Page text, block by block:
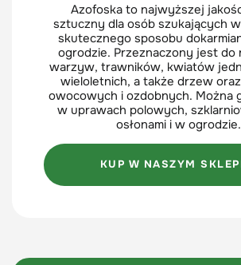
Azofoska to najwyższej
sztuczny dla osób szukających
skutecznego sposobu
ogrodzie. Przeznaczony jest do
warzyw, trawników, kwiatów
wieloletnich, a także drzew
owocowych i ozdobnych. Można
w uprawach polowych,
osłonami i w ogrodzie.
KUP W NASZYM